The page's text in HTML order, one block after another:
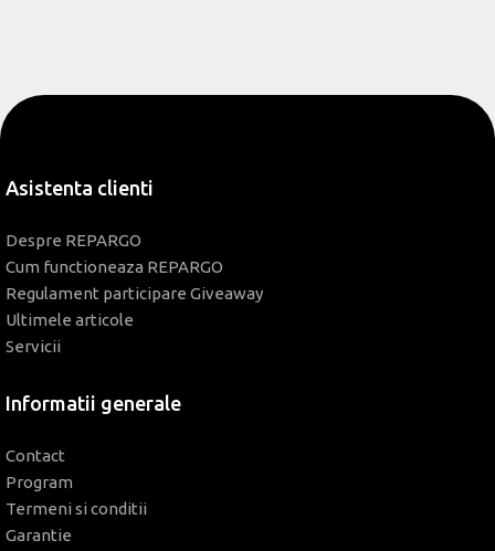
Asistenta clienti
Despre REPARGO
Cum functioneaza REPARGO
Regulament participare Giveaway
Ultimele articole
Servicii
Informatii generale
Contact
Program
Termeni si conditii
Garantie